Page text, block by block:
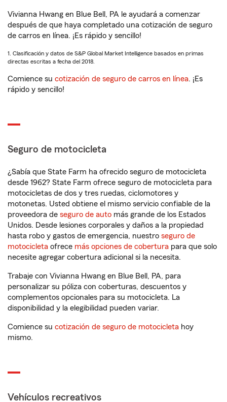
Vivianna Hwang en Blue Bell, PA le ayudará a comenzar
después de que haya completado una cotización de seguro
de carros en línea. ¡Es rápido y sencillo!
1. Clasificación y datos de S&P Global Market Intelligence basados en primas
directas escritas a fecha del 2018.
Comience su cotización de seguro de carros en línea. ¡Es
rápido y sencillo!
Seguro de motocicleta
¿Sabía que State Farm ha ofrecido seguro de motocicleta
desde 1962? State Farm ofrece seguro de motocicleta para
motocicletas de dos y tres ruedas, ciclomotores y
motonetas. Usted obtiene el mismo servicio confiable de la
proveedora de seguro de auto más grande de los Estados
Unidos. Desde lesiones corporales y daños a la propiedad
hasta robo y gastos de emergencia, nuestro seguro de
motocicleta ofrece más opciones de cobertura para que solo
necesite agregar cobertura adicional si la necesita.
Trabaje con Vivianna Hwang en Blue Bell, PA, para
personalizar su póliza con coberturas, descuentos y
complementos opcionales para su motocicleta. La
disponibilidad y la elegibilidad pueden variar.
Comience su cotización de seguro de motocicleta hoy
mismo.
Vehículos recreativos